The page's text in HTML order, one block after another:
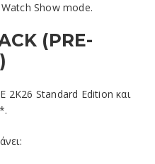
Show mode.
(PRE-
2K26 Standard Edition και